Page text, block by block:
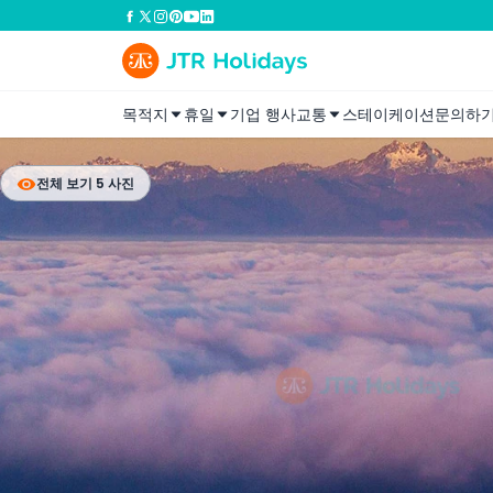
목적지 휴일 기업 행사교통 스테이케이션문의하
전체 보기 5 사진